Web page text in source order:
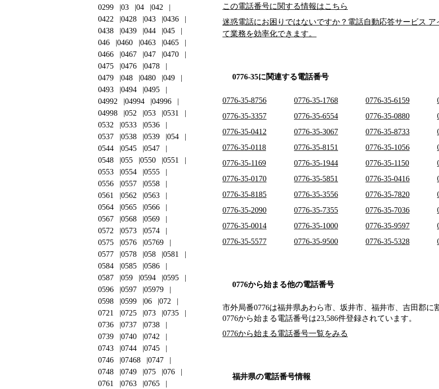
この電話番号に関する情報はこちら
迷惑電話にお困りではないですか？電話自動応答サービス
て業務を効率化できます。
0776-35に関連する電話番号
0776-35-8756 0776-35-1768 0776-35-6159
0776-35-3357
0776-35-6554 0776-35-0880
0776-35-0412
0776-35-3067 0776-35-8733
0776-35-0118
0776-35-8151 0776-35-1056
0776-35-1169
0776-35-1944 0776-35-1150
0776-35-0170
0776-35-5851 0776-35-0416
0776-35-8185
0776-35-3556 0776-35-7820
0776-35-2090
0776-35-7355 0776-35-7036
0776-35-0014
0776-35-1000 0776-35-9597
0776-35-5577
0776-35-9500 0776-35-5328
0776から始まる他の電話番号
市外局番0776は福井県あわら市、坂井市、福井市、吉田郡に
0776から始まる電話番号は23,586件登録されています。
0776から始まる電話番号一覧をみる
福井県の電話番号情報
0299
03 04
042
0422
0428 043
0436
0438
0439 044
045
046
0460 0463
0465
0466
0467 047
0470
0475
0476
0478
0479
048 0480
049
0493
0494
0495
04992
04994
04996
04998
052 053
0531
0532
0533
0536
0537
0538 0539
054
0544
0545
0547
0548
055 0550
0551
0553
0554
0555
0556
0557
0558
0561
0562
0563
0564
0565
0566
0567
0568
0569
0572
0573
0574
0575
0576
05769
0577
0578 058
0581
0584
0585
0586
0587
059 0594
0595
0596
0597
05979
0598
0599 06
072
0721
0725 073
0735
0736
0737
0738
0739
0740
0742
0743
0744
0745
0746
07468
0747
0748
0749 075
076
0761
0763
0765